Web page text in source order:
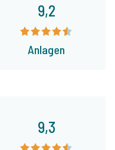
9,2
Anlagen
9,3